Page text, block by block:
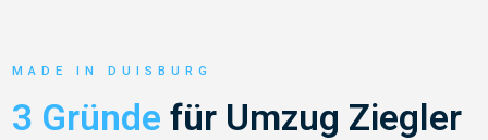
MADE IN DUISBURG
3 Gründe für Umzug Ziegler